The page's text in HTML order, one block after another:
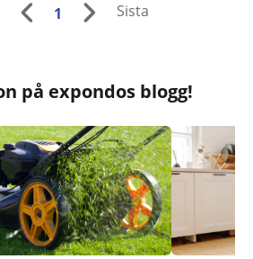
1 Sista
på expondos blogg!